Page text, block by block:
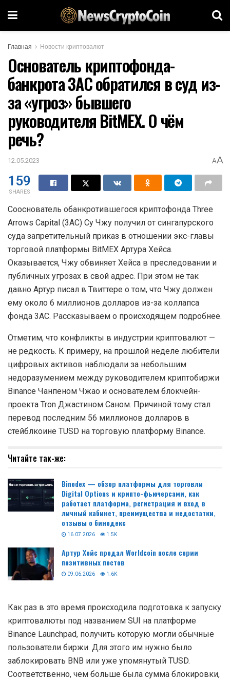
Главная Новости криптовалют
Основатель криптофонда-
банкрота 3AC обратился в суд из-
за «угроз» бывшего
руководителя BitMEX. О чём
речь?
12.05.2023 AA
159
SHARES
Сооснователь обанкротившегося криптофонда Three
Arrows Capital (3AC) Су Чжу получил от сингапурского
суда запретительный приказ в отношении экс-главы
торговой платформы BitMEX Артура Хейса.
Оказывается, Чжу обвиняет Хейса в преследовании и
публичных угрозах в свой адрес. При этом не так
давно Артур писал в Твиттере о том, что Чжу должен
ему около 6 миллионов долларов из-за коллапса
фонда 3AC. Рассказываем о происходящем подробнее.
Отметим, что конфликты в индустрии криптовалют —
не редкость. К примеру, на прошлой неделе любители
цифровых активов наблюдали за небольшим
недоразумением между руководителем криптобиржи
Binance Чанпеном Чжао и основателем блокчейн-
проекта Tron Джастином Саном. Причиной тому стал
перевод последним 56 миллионов долларов в
стейблкоине TUSD на торговую платформу Binance.
Читайте так-же:
Binodex — обзор платформы для торговли
Digital Options и крипто-фьючерсами, как
работает платформа, регистрация и вход в
личный кабинет, преимущества и недостатки,
отзывы о бинодекс
16.07.2026 1.5K
Артур Хейс продал Worldcoin после серии
позитивных постов
09.06.2026 1.6K
Как раз в это время происходила подготовка к запуску
криптовалюты под названием SUI на платформе
Binance Launchpad, получить которую могли обычные
пользователи биржи. Для этого им нужно было
заблокировать BNB или уже упомянутый TUSD.
Соответственно, чем больше была сумма блокировки,